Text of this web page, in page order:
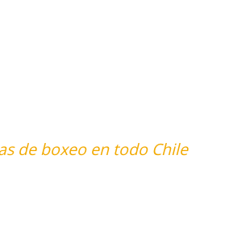
de boxeo en todo Chile